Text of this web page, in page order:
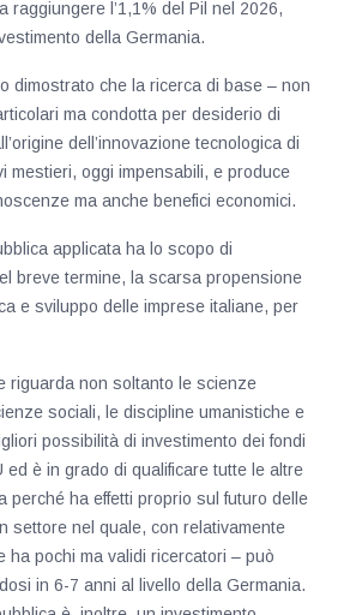
raggiungere l’1,1% del Pil nel 2026,
della Germania.
dimostrato che la ricerca di base – non
ma condotta per desiderio di
dell’innovazione tecnologica di
mestieri, oggi impensabili, e produce
ma anche benefici economici.
applicata ha lo scopo di
breve termine, la scarsa propensione
e sviluppo delle imprese italiane, per
riguarda non soltanto le scienze
sociali, le discipline umanistiche e
possibilità di investimento dei fondi
ed è in grado di qualificare tutte le altre
perché ha effetti proprio sul futuro delle
settore nel quale, con relativamente
ha pochi ma validi ricercatori – può
in 6-7 anni al livello della Germania.